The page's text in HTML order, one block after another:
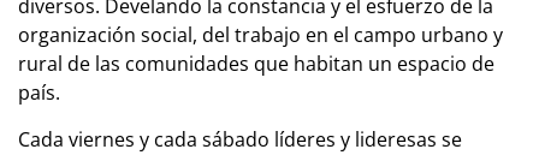
diversos. Develando la constancia y el esfuerzo de la
organización social, del trabajo en el campo urbano y
rural de las comunidades que habitan un espacio de
país.
Cada viernes y cada sábado líderes y lideresas se